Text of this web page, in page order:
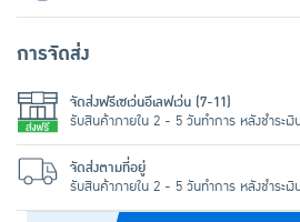
การจัดส่ง
จัดส่งฟรีเซเว่นอีเลฟเว่น (7-11)
รับสินค้าภายใน 2 - 5 วันทำการ หลังชำระเงิ
จัดส่งตามที่อยู่
รับสินค้าภายใน 2 - 5 วันทำการ หลังชำระเงิ